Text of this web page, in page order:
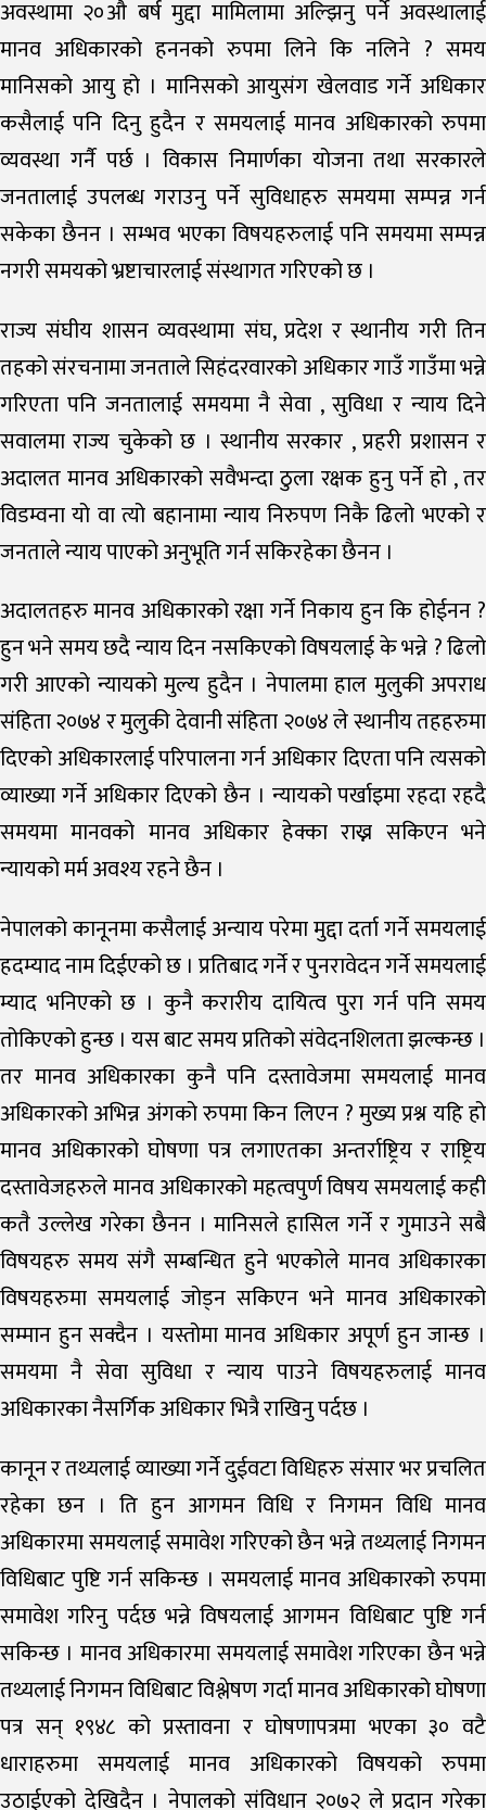
अवस्थामा २०औ बर्ष मुद्दा मामिलामा अल्झिनु पर्ने अवस्थालाई
मानव अधिकारको हननको रुपमा लिने कि नलिने ? समय
मानिसको आयु हो । मानिसको आयुसंग खेलवाड गर्ने अधिकार
कसैलाई पनि दिनु हुदैन र समयलाई मानव अधिकारको रुपमा
व्यवस्था गर्नै पर्छ । विकास निमार्णका योजना तथा सरकारले
जनतालाई उपलब्ध गराउनु पर्ने सुविधाहरु समयमा सम्पन्न गर्न
सकेका छैनन । सम्भव भएका विषयहरुलाई पनि समयमा सम्पन्न
नगरी समयको भ्रष्टाचारलाई संस्थागत गरिएको छ ।
राज्य संघीय शासन व्यवस्थामा संघ, प्रदेश र स्थानीय गरी तिन
तहको संरचनामा जनताले सिहंदरवारको अधिकार गाउँ गाउँमा भन्ने
गरिएता पनि जनतालाई समयमा नै सेवा , सुविधा र न्याय दिने
सवालमा राज्य चुकेको छ । स्थानीय सरकार , प्रहरी प्रशासन र
अदालत मानव अधिकारको सवैभन्दा ठुला रक्षक हुनु पर्ने हो , तर
विडम्वना यो वा त्यो बहानामा न्याय निरुपण निकै ढिलो भएको र
जनताले न्याय पाएको अनुभूति गर्न सकिरहेका छैनन ।
अदालतहरु मानव अधिकारको रक्षा गर्ने निकाय हुन कि होईनन ?
हुन भने समय छदै न्याय दिन नसकिएको विषयलाई के भन्ने ? ढिलो
गरी आएको न्यायको मुल्य हुदैन । नेपालमा हाल मुलुकी अपराध
संहिता २०७४ र मुलुकी देवानी संहिता २०७४ ले स्थानीय तहहरुमा
दिएको अधिकारलाई परिपालना गर्न अधिकार दिएता पनि त्यसको
व्याख्या गर्ने अधिकार दिएको छैन । न्यायको पर्खाइमा रहदा रहदै
समयमा मानवको मानव अधिकार हेक्का राख्न सकिएन भने
न्यायको मर्म अवश्य रहने छैन ।
नेपालको कानूनमा कसैलाई अन्याय परेमा मुद्दा दर्ता गर्ने समयलाई
हदम्याद नाम दिईएको छ । प्रतिबाद गर्ने र पुनरावेदन गर्ने समयलाई
म्याद भनिएको छ । कुनै करारीय दायित्व पुरा गर्न पनि समय
तोकिएको हुन्छ । यस बाट समय प्रतिको संवेदनशिलता झल्कन्छ ।
तर मानव अधिकारका कुनै पनि दस्तावेजमा समयलाई मानव
अधिकारको अभिन्न अंगको रुपमा किन लिएन ? मुख्य प्रश्न यहि हो
मानव अधिकारको घोषणा पत्र लगाएतका अन्तर्राष्ट्रिय र राष्ट्रिय
दस्तावेजहरुले मानव अधिकारको महत्वपुर्ण विषय समयलाई कही
कतै उल्लेख गरेका छैनन । मानिसले हासिल गर्ने र गुमाउने सबै
विषयहरु समय संगै सम्बन्धित हुने भएकोले मानव अधिकारका
विषयहरुमा समयलाई जोड्न सकिएन भने मानव अधिकारको
सम्मान हुन सक्दैन । यस्तोमा मानव अधिकार अपूर्ण हुन जान्छ ।
समयमा नै सेवा सुविधा र न्याय पाउने विषयहरुलाई मानव
अधिकारका नैसर्गिक अधिकार भित्रै राखिनु पर्दछ ।
कानून र तथ्यलाई व्याख्या गर्ने दुईवटा विधिहरु संसार भर प्रचलित
रहेका छन । ति हुन आगमन विधि र निगमन विधि मानव
अधिकारमा समयलाई समावेश गरिएको छैन भन्ने तथ्यलाई निगमन
विधिबाट पुष्टि गर्न सकिन्छ । समयलाई मानव अधिकारको रुपमा
समावेश गरिनु पर्दछ भन्ने विषयलाई आगमन विधिबाट पुष्टि गर्न
सकिन्छ । मानव अधिकारमा समयलाई समावेश गरिएका छैन भन्ने
तथ्यलाई निगमन विधिबाट विश्लेषण गर्दा मानव अधिकारको घोषणा
पत्र सन् १९४८ को प्रस्तावना र घोषणापत्रमा भएका ३० वटै
धाराहरुमा समयलाई मानव अधिकारको विषयको रुपमा
उठाईएको देखिदैन । नेपालको संविधान २०७२ ले प्रदान गरेका